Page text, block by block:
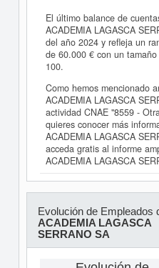
El último balance de
ACADEMIA LAGASCA
del año 2024 y refleja un
de 60.000 € con un
100.
Como hemos mencionado
ACADEMIA LAGASCA
actividad CNAE "8559 -
quieres conocer más
ACADEMIA LAGASCA
acceda gratis al informe
ACADEMIA LAGASCA
Evolución de Empleados
ACADEMIA LAGASCA
SERRANO SA